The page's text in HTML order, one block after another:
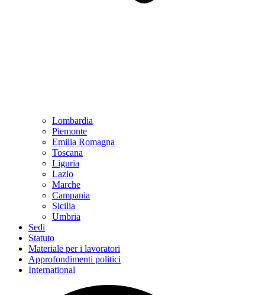
Lombardia
Piemonte
Emilia Romagna
Toscana
Liguria
Lazio
Marche
Campania
Sicilia
Umbria
Sedi
Statuto
Materiale per i lavoratori
Approfondimenti politici
International